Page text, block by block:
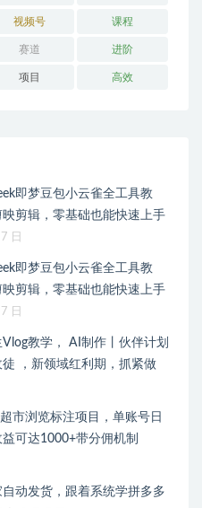
视频号 课程
赛道 进阶
项目 高效
即梦豆包小云雀全工具教
剪辑，零基础也能快速上手
日
即梦豆包小云雀全工具教
剪辑，零基础也能快速上手
日
教学， AI制作丨伙伴计划
徒 ，新领域红利期，抓紧做
市浏览标注项目，单账号日
可达1000+带分佣机制
动发货，跟着系统学拼多多